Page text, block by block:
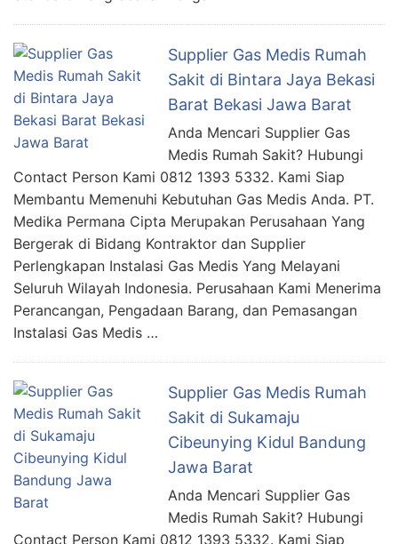
Supplier Gas Medis Rumah
Sakit di Bintara Jaya Bekasi
Barat Bekasi Jawa Barat
Anda Mencari Supplier Gas
Medis Rumah Sakit? Hubungi
Contact Person Kami 0812 1393 5332. Kami Siap
Membantu Memenuhi Kebutuhan Gas Medis Anda. PT.
Medika Permana Cipta Merupakan Perusahaan Yang
Bergerak di Bidang Kontraktor dan Supplier
Perlengkapan Instalasi Gas Medis Yang Melayani
Seluruh Wilayah Indonesia. Perusahaan Kami Menerima
Perancangan, Pengadaan Barang, dan Pemasangan
Instalasi Gas Medis …
Supplier Gas Medis Rumah
Sakit di Sukamaju
Cibeunying Kidul Bandung
Jawa Barat
Anda Mencari Supplier Gas
Medis Rumah Sakit? Hubungi
Contact Person Kami 0812 1393 5332. Kami Siap